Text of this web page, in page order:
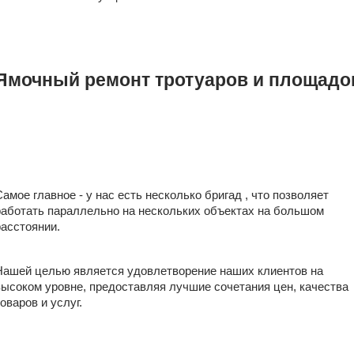
ремонт тротуаров и
главное - у нас есть несколько бригад , что позволяет
параллельно на нескольких объектах на большом
целью является удовлетворение наших клиентов на
уровне, предоставляя лучшие сочетания цен, качества
и услуг.